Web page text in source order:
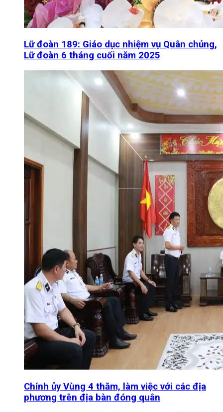
Lữ đoàn 189: Giáo dục nhiệm vụ Quân chủng,
Lữ đoàn 6 tháng cuối năm 2025
Chính ủy Vùng 4 thăm, làm việc với các địa
phương trên địa bàn đóng quân